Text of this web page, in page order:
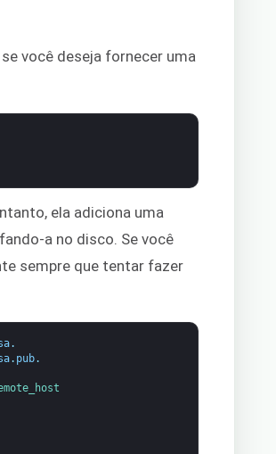
você deseja fornecer uma
ela adiciona uma
a no disco. Se você
sempre que tentar fazer
.
. pub.